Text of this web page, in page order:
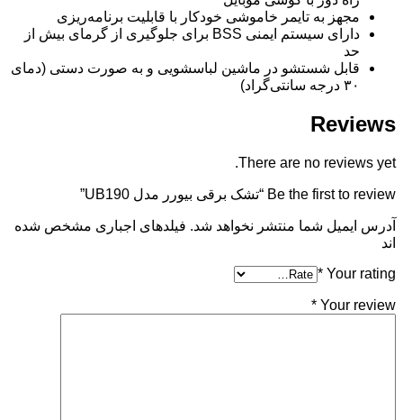
مجهز به تایمر خاموشی خودکار با قابلیت برنامه‌ریزی
دارای سیستم ایمنی BSS برای جلوگیری از گرمای بیش از
حد
قابل شستشو در ماشین لباسشویی و به صورت دستی (دمای
۳۰ درجه سانتی‌گراد)
Reviews
There are no reviews yet.
Be the first to review “تشک برقی بیورر مدل UB190”
آدرس ایمیل شما منتشر نخواهد شد. فیلدهای اجباری مشخص شده
اند
Your rating
*
Your review
*